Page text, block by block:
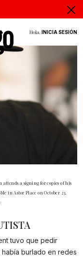
Hola, INICIA SESIÓN
attends a signing for copies of his
in Astor Place on October 23,
tuvo que pedir
burlado en redes